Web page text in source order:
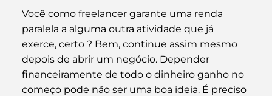
Você como freelancer garante uma renda
paralela a alguma outra atividade que já
exerce, certo ? Bem, continue assim mesmo
depois de abrir um negócio. Depender
financeiramente de todo o dinheiro ganho no
começo pode não ser uma boa ideia. É preciso